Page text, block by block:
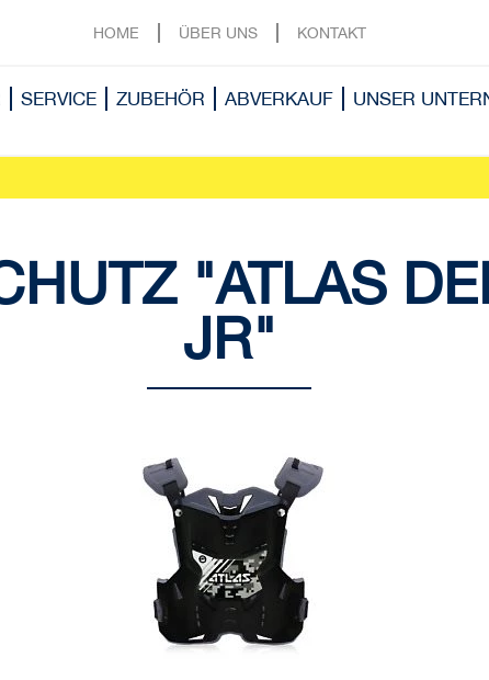
HOME ÜBER UNS KONTAKT
SERVICE ZUBEHÖR ABVERKAUF
UNSER
"ATLAS
JR"